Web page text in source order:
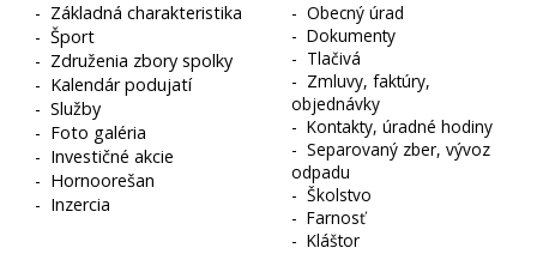
- Základná charakteristika
-Šport
- Združenia zbory spolky
- Kalendár podujatí
-Služby
- Foto galéria
- Investičné akcie
- Hornoorešan
- Inzercia
-Obecný úrad
-Dokumenty
- Tlačivá
- Zmluvy, faktúry,
objednávky
-Kontakty, úradné hodiny
-Separovaný zber, vývoz
odpadu
-Školstvo
-Farnosť
-Kláštor